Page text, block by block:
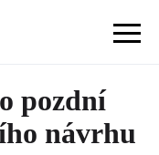
pozdní
návrhu